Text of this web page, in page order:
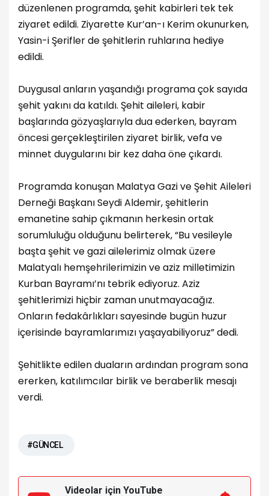
düzenlenen programda, şehit kabirleri tek tek
ziyaret edildi. Ziyarette Kur’an-ı Kerim okunurken,
Yasin-i Şerifler de şehitlerin ruhlarına hediye
edildi.
Duygusal anların yaşandığı programa çok sayıda
şehit yakını da katıldı. Şehit aileleri, kabir
başlarında gözyaşlarıyla dua ederken, bayram
öncesi gerçekleştirilen ziyaret birlik, vefa ve
minnet duygularını bir kez daha öne çıkardı.
Programda konuşan Malatya Gazi ve Şehit Aileleri
Derneği Başkanı Seydi Aldemir, şehitlerin
emanetine sahip çıkmanın herkesin ortak
sorumluluğu olduğunu belirterek, “Bu vesileyle
başta şehit ve gazi ailelerimiz olmak üzere
Malatyalı hemşehrilerimizin ve aziz milletimizin
Kurban Bayramı’nı tebrik ediyoruz. Aziz
şehitlerimizi hiçbir zaman unutmayacağız.
Onların fedakârlıkları sayesinde bugün huzur
içerisinde bayramlarımızı yaşayabiliyoruz” dedi.
Şehitlikte edilen duaların ardından program sona
ererken, katılımcılar birlik ve beraberlik mesajı
verdi.
#GÜNCEL
Videolar için YouTube